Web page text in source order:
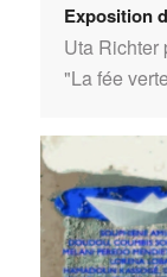
Exposition
Uta Richter
"La fée